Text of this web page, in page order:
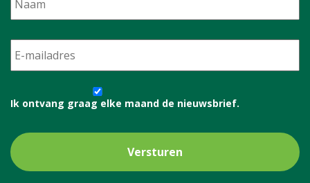
E-
mailadres *
ontvang
elke
maand
de
nieuwsbrief. *
Ik ontvang graag elke maand de nieuwsbrief.